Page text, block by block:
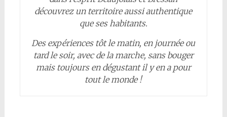
découvrez un territoire aussi authentique
que ses habitants.
Des expériences tôt le matin, en journée ou
tard le soir, avec de la marche, sans bouger
mais toujours en dégustant il y en a pour
tout le monde !